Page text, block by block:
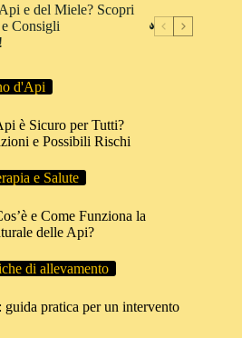
e del Miele? Scopri
Consigli
d'Api
è Sicuro per Tutti?
e Possibili Rischi
e Salute
e Come Funziona la
delle Api?
di allevamento
guida pratica per un intervento